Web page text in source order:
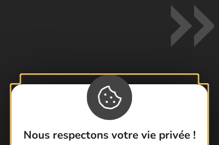
Nous respectons votre vie privée !
Contactez-nous !
Foire aux questions
Brochures
Cartoguides et Topoguides